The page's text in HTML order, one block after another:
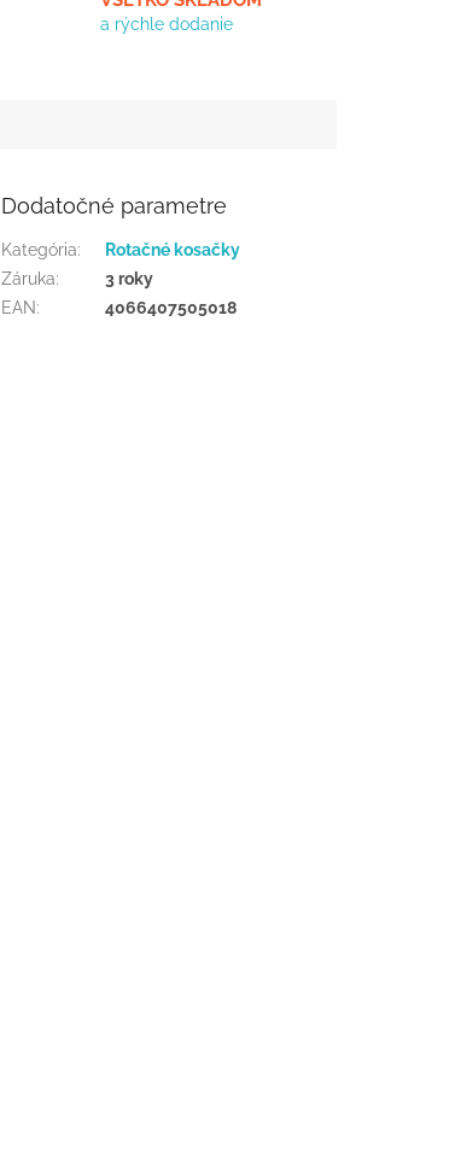
a rýchle dodanie
Dodatočné parametre
Kategória:
Rotačné kosačky
Záruka:
3 roky
EAN: 4066407505018